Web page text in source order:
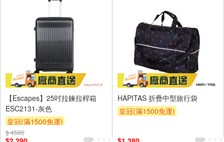
【Escapes】25吋拉鍊拉桿箱
ESC2131-灰色
皇冠(滿1500免運)
$ 4580
HAPITAS 折疊中型旅行袋
皇冠(滿1500免運)